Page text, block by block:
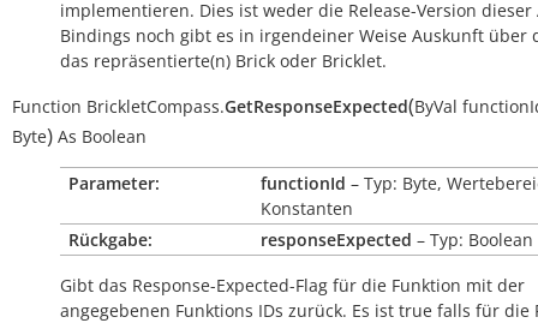
implementieren. Dies ist weder die Release-Version dieser
Bindings noch gibt es in irgendeiner Weise Auskunft über
das repräsentierte(n) Brick oder Bricklet.
Function BrickletCompass.GetResponseExpected(ByVal
Byte) As Boolean
Parameter: functionId – Typ: Byte,
Konstanten
Rückgabe:
responseExpected – Typ: Boolean
Gibt das Response-Expected-Flag für die Funktion mit der
angegebenen Funktions IDs zurück. Es ist true falls für die